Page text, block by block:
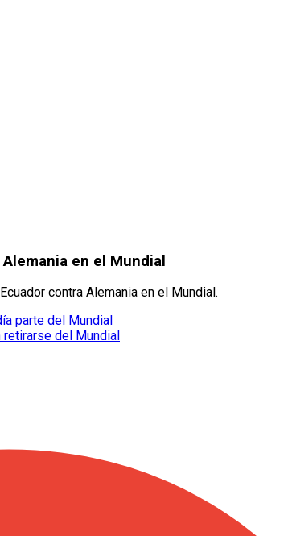
en el Mundial
contra Alemania en el Mundial.
parte del Mundial
del Mundial